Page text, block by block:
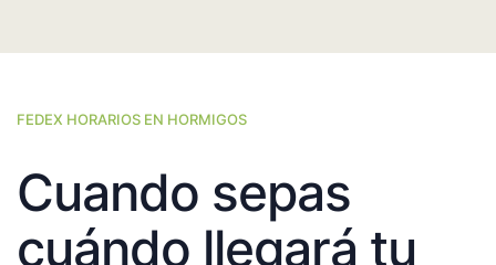
FEDEX HORARIOS EN HORMIGOS
Cuando sepas
cuándo llegará tu